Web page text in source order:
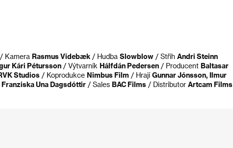
/ Kamera Rasmus Videbæk / Hudba Slowblow / Střih Andri Steinn
Kári Pétursson / Výtvarník Hálfdán Pedersen / Producent Baltasar
Studios / Koprodukce Nimbus Film / Hrají Gunnar Jónsson, Ilmur
Una Dagsdóttir / Sales BAC Films / Distributor Artcam Films